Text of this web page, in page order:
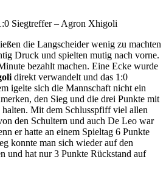
Siegtreffer – Agron Xhigoli
die Langscheider wenig zu machten
Druck und spielten mutig nach vorne.
bezahlt machen. Eine Ecke wurde
direkt verwandelt und das 1:0
igelte sich die Mannschaft nicht ein
den Sieg und die drei Punkte mit
Mit dem Schlusspfiff viel allen
den Schultern und auch De Leo war
er hatte an einem Spieltag 6 Punkte
konnte man sich wieder auf den
und hat nur 3 Punkte Rückstand auf